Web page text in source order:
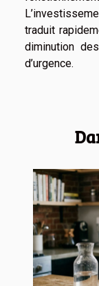
traduit
diminution
d’urgence.